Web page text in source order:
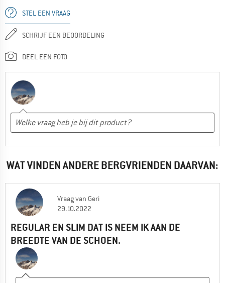
STEL EEN VRAAG
SCHRIJF EEN BEOORDELING
DEEL EEN FOTO
WAT VINDEN ANDERE BERGVRIENDEN DAARVAN:
Vraagvan Geri
29.10.2022
REGULAR EN SLIM DAT IS NEEM IK AAN DE
BREEDTE VAN DE SCHOEN.